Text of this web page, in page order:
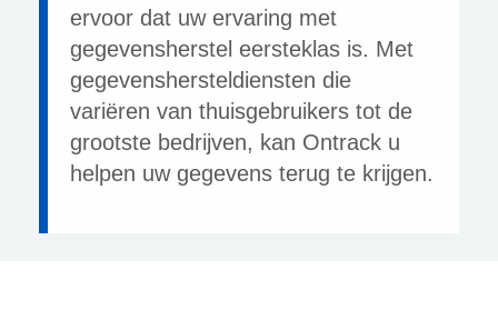
ervoor dat uw ervaring met
gegevensherstel eersteklas is. Met
gegevenshersteldiensten die
variëren van thuisgebruikers tot de
grootste bedrijven, kan Ontrack u
helpen uw gegevens terug te krijgen.